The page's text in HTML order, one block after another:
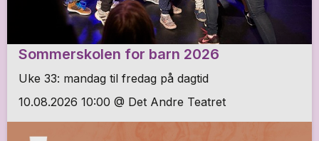
Sommerskolen for barn 2026
Uke 33: mandag til fredag på dagtid
10.08.2026 10:00 @ Det Andre Teatret